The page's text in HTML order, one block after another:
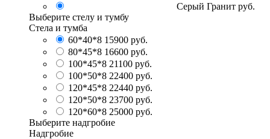
Серый Гранит руб.
Выберите стелу и тумбу
Стела и тумба
60*40*8 15900 руб.
80*45*8 16600 руб.
100*45*8 21100 руб.
100*50*8 22400 руб.
120*45*8 22440 руб.
120*50*8 23700 руб.
120*60*8 25000 руб.
Выберите надгробие
Надгробие